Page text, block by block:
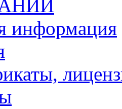
информация